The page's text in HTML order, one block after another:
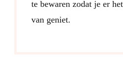
te bewaren zodat je er
van geniet.